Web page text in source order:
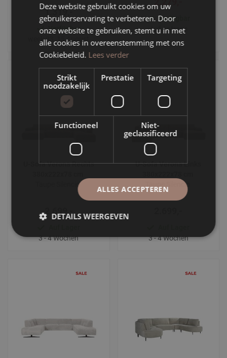
1.319,-
Verfügbar
week 33, 15 August
Verfügbar
Auf Anfrage
U-Sofa Verona Rechts
Taupe Silencio
2.699,-
3 - 4 Wochen
U-Sofa Verona Links
Taupe Silencio
3 - 4 Wochen
Deze website gebruikt cookies om uw
gebruikerservaring te verbeteren. Door
onze website te gebruiken, stemt u in met
alle cookies in overeenstemming met ons
Cookiebeleid. Lees verder
Strikt
noodzakelijk
Prestatie Targeting
Functioneel
Niet-
geclassificeerd
ALLES ACCEPTEREN
DETAILS WEERGEVEN